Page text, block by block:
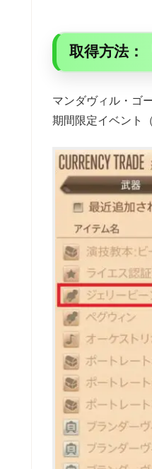
取得方法：
マンダヴィル・ゴ
期間限定イベント